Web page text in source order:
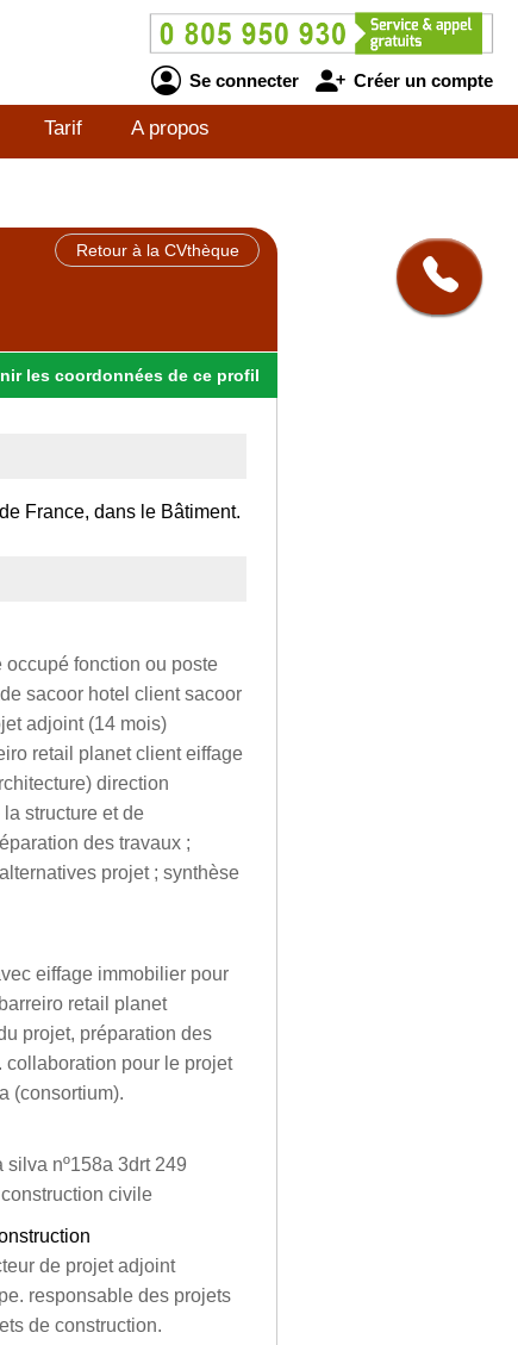
Se connecter Créer un compte
Tarif A propos
Retour à la CVthèque
les coordonnées de ce profil
France, dans le Bâtiment.
occupé fonction ou poste
sacoor hotel client sacoor
adjoint (14 mois)
retail planet client eiffage
direction
structure et de
des travaux ;
projet ; synthèse
eiffage immobilier pour
retail planet
projet, préparation des
collaboration pour le projet
(consortium).
nº158a 3drt 249
civile
de projet adjoint
responsable des projets
de construction.